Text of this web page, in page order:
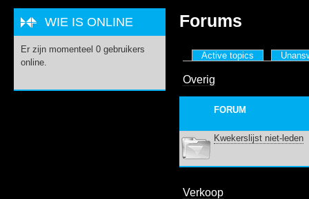
Forums
PRIMAIRE TABS
Active topics
Overig
FORUM
Kwekerslijst niet-leden
Verkoop
WIE IS ONLINE
Er zijn momenteel 0 gebruikers
online.